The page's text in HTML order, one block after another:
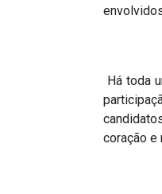
Há toda
coração e